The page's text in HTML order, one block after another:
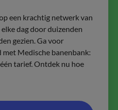
een krachtig netwerk van
dag door duizenden
gezien. Ga voor
Medische banenbank:
tarief. Ontdek nu hoe